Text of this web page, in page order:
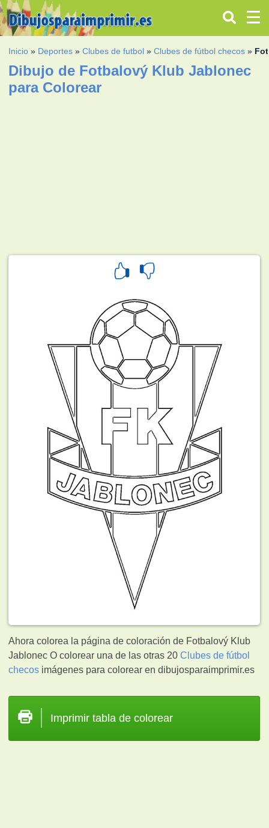
Inicio » Deportes »Clubes de futbol »Clubes de fútbol checos »
Dibujo de Fotbalový Klub Jablonec
para Colorear
Ahora colorea la página de coloración de Fotbalový Klub
Jablonec O colorear una de las otras 20Clubes de fútbol
checos imágenes para colorear en dibujosparaimprimir.es
Imprimir tabla de colorear